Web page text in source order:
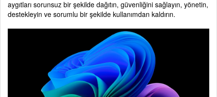
aygıtları sorunsuz bir şekilde dağıtın, güvenliğini sağlayın, yönetin,
destekleyin ve sorumlu bir şekilde kullanımdan kaldırın.